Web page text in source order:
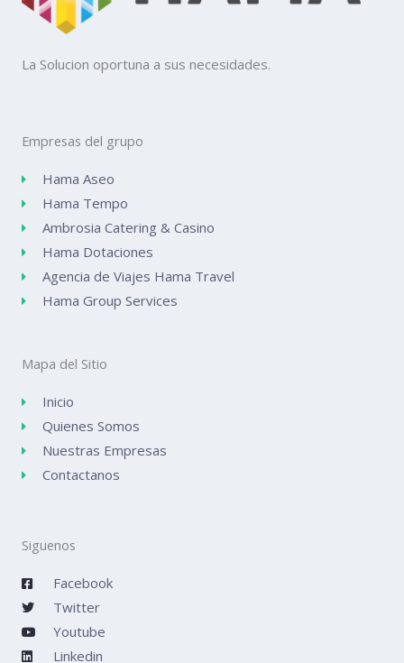
La Solucion oportuna a sus necesidades.
Empresas del grupo
Hama Aseo
Hama Tempo
Ambrosia Catering & Casino
Hama Dotaciones
Agencia de Viajes Hama Travel
Hama Group Services
Mapa del Sitio
Inicio
Quienes Somos
Nuestras Empresas
Contactanos
Siguenos
Facebook
Twitter
Youtube
Linkedin